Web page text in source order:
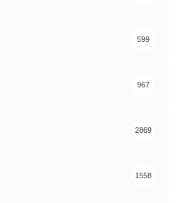
599
967
2869
1558